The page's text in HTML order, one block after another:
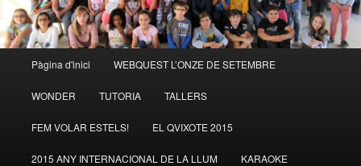
principal
Aneu
al
contingut
Aneu
al
contingut
Pàgina d'inici WEBQUEST L’ONZE DE SETEMBRE
WONDER TUTORIA TALLERS
FEM VOLAR ESTELS! EL QVIXOTE 2015
2015 ANY INTERNACIONAL DE LA LLUM KARAOKE